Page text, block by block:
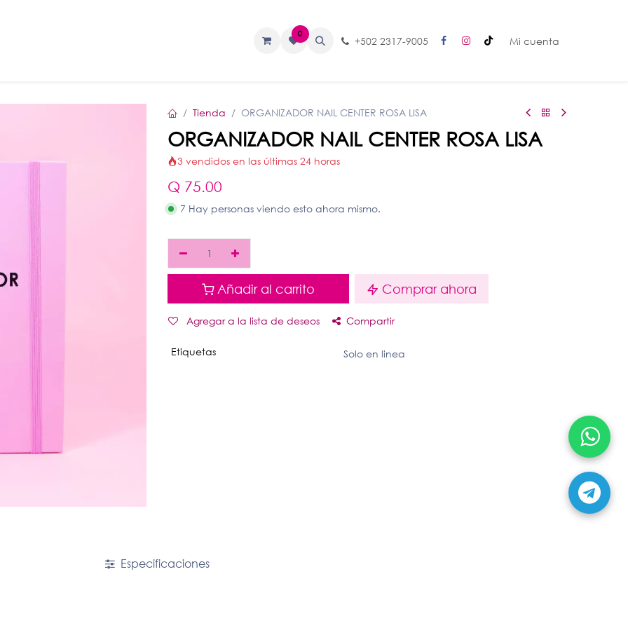
0
+502 2317-9005 Mi cuenta
Tienda ORGANIZADOR NAIL CENTER ROSA LISA
ORGANIZADOR NAIL CENTER ROSA LISA
3 vendidos en las últimas 24 horas
Q 75.00
7 Hay personas viendo esto ahora mismo.
Añadir al carrito Comprar ahora
Agregar a la lista de deseos Compartir
Etiquetas Solo en linea
Especificaciones